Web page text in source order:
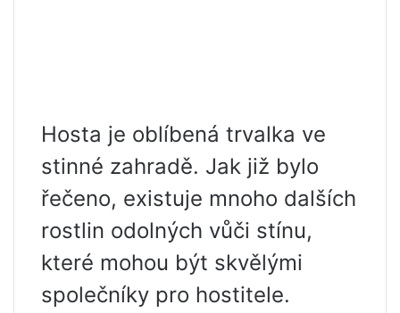
Hosta je oblíbená trvalka ve
stinné zahradě. Jak již bylo
řečeno, existuje mnoho dalších
rostlin odolných vůči stínu,
které mohou být skvělými
společníky pro hostitele.